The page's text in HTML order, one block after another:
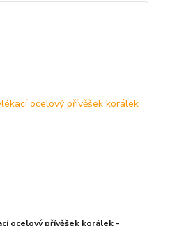
ocelový přívěšek korálek -